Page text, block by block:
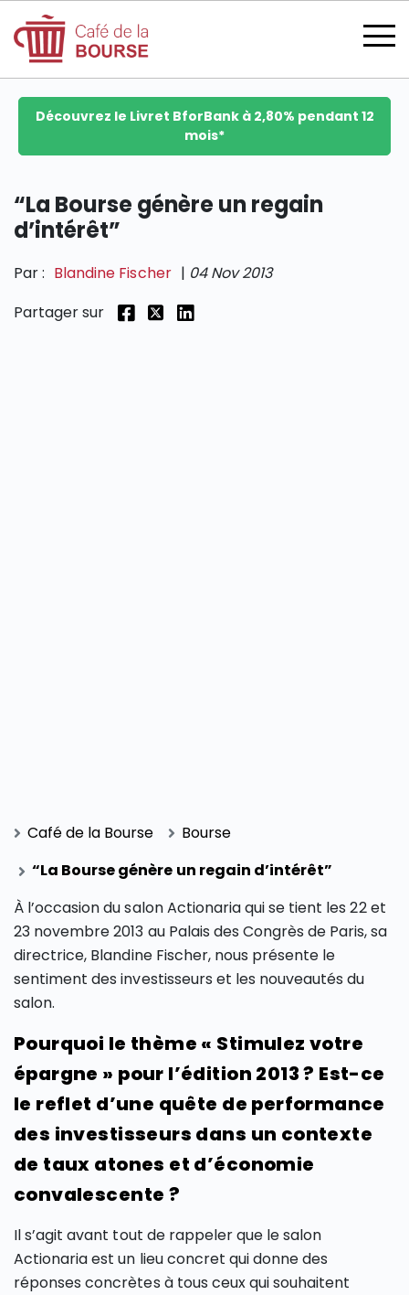
se connecter
devenir membre
Découvrez le Livret BforBank à 2,80% pendant 12
mois*
“La Bourse génère un regain
d’intérêt”
Par : Blandine Fischer | 04 Nov 2013
Partager sur
Café de la Bourse
Bourse
“La Bourse génère un regain d’intérêt”
À l’occasion du salon Actionaria qui se tient les 22 et
23 novembre 2013 au Palais des Congrès de Paris, sa
directrice, Blandine Fischer, nous présente le
sentiment des investisseurs et les nouveautés du
salon.
Pourquoi le thème « Stimulez votre
épargne » pour l’édition 2013 ? Est-ce
le reflet d’une quête de performance
des investisseurs dans un contexte
de taux atones et d’économie
convalescente ?
Il s’agit avant tout de rappeler que le salon
Actionaria est un lieu concret qui donne des
réponses concrètes à tous ceux qui souhaitent